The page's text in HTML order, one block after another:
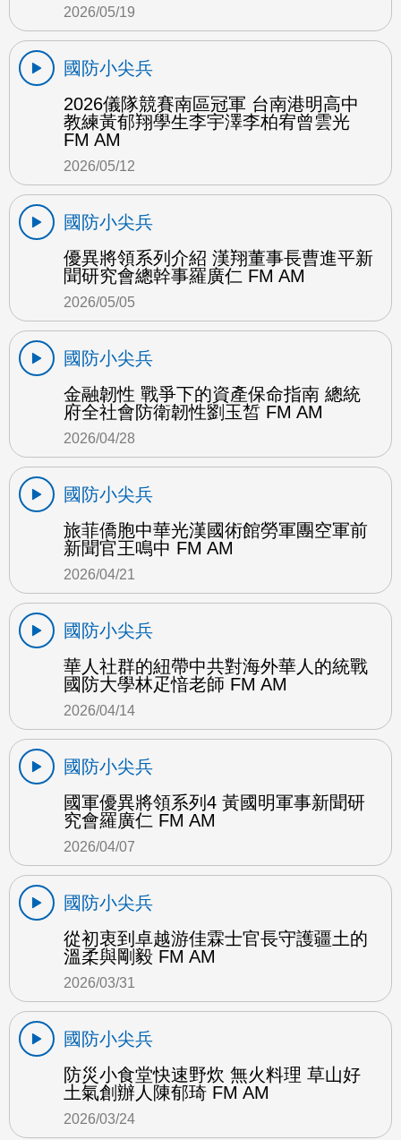
2026/05/19
國防小尖兵
2026儀隊競賽南區冠軍 台南港明高中
教練黃郁翔學生李宇澤李柏宥曾雲光
FM AM
2026/05/12
國防小尖兵
優異將領系列介紹 漢翔董事長曹進平新
聞研究會總幹事羅廣仁 FM AM
2026/05/05
國防小尖兵
金融韌性 戰爭下的資產保命指南 總統
府全社會防衛韌性劉玉皙 FM AM
2026/04/28
國防小尖兵
旅菲僑胞中華光漢國術館勞軍團空軍前
新聞官王鳴中 FM AM
2026/04/21
國防小尖兵
華人社群的紐帶中共對海外華人的統戰
國防大學林疋愔老師 FM AM
2026/04/14
國防小尖兵
國軍優異將領系列4 黃國明軍事新聞研
究會羅廣仁 FM AM
2026/04/07
國防小尖兵
從初衷到卓越游佳霖士官長守護疆土的
溫柔與剛毅 FM AM
2026/03/31
國防小尖兵
防災小食堂快速野炊 無火料理 草山好
土氣創辦人陳郁琦 FM AM
2026/03/24